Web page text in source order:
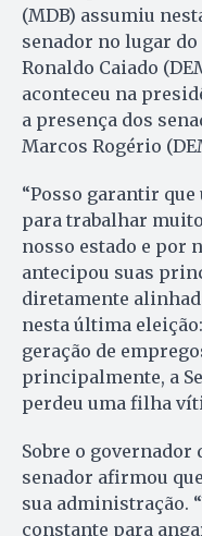
(MDB) assumiu
senador no lugar
Ronaldo Caiado
aconteceu na
a presença dos
Marcos Rogério
“Posso garantir
para trabalhar
nosso estado e por
antecipou suas
diretamente
nesta última
geração de
principalmente, a
perdeu uma filha
Sobre o governador
senador afirmou
sua administração.
constante para